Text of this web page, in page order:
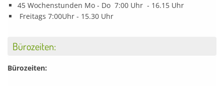
45 Wochenstunden Mo - Do 7:00 Uhr - 16.15 Uhr
Freitags 7:00Uhr - 15.30 Uhr
Bürozeiten:
Bürozeiten: